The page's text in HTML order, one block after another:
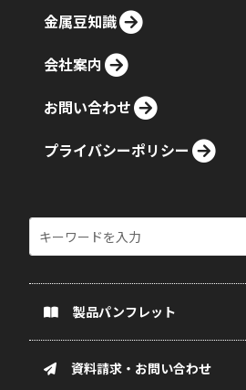
金属豆知識
会社案内
お問い合わせ
プライバシーポリシー
製品パンフレット
資料請求・お問い合わせ